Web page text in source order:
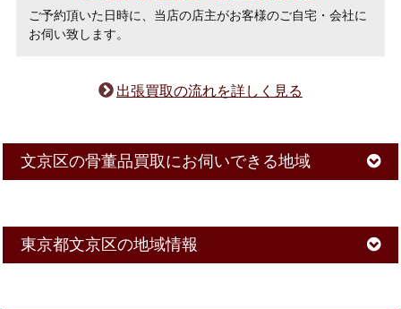
ご予約頂いた日時に、当店の店主がお客様のご自宅・会社に
お伺い致します。
出張買取の流れを詳しく見る
文京区の骨董品買取にお伺いできる地域
東京都文京区の地域情報